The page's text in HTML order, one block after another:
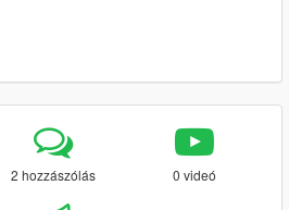
2 hozzászólás 0 videó